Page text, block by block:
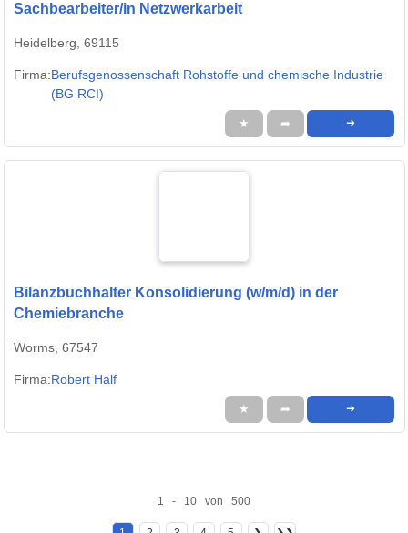
Sachbearbeiter/in Netzwerkarbeit
Heidelberg, 69115
Firma:Berufsgenossenschaft Rohstoffe und chemische Industrie
(BG RCI)
★ ➦ ➜
Bilanzbuchhalter Konsolidierung (w/m/d) in der
Chemiebranche
Worms, 67547
Firma:Robert Half
★ ➦ ➜
1 - 10 von 500